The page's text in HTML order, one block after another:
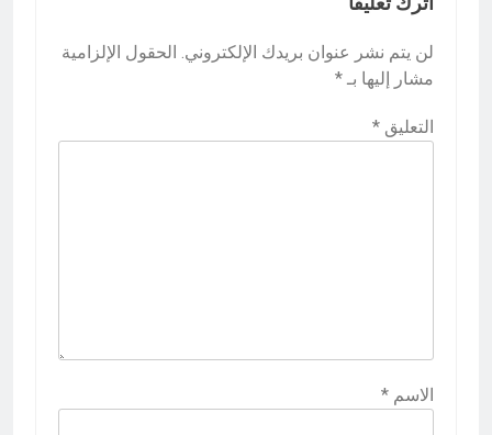
لن يتم نشر عنوان بريدك الإلكتروني. الحقول الإلزامية
مشار إليها بـ *
التعليق *
الاسم *